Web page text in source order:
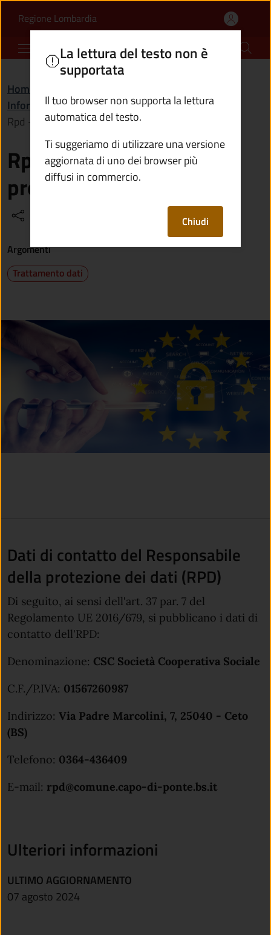
Rpd - Responsabile
Regione Lombardia(apre in un'altra scheda).
Comune di Capo di Ponte
Home
Informazioni istituzionali /
Rpd - Responsabile della protezione dei dati
Rpd - Responsabile della
protezione dei dati
La lettura del testo non è
supportata
Il tuo browser non supporta la lettura
automatica del testo.
Ti suggeriamo di utilizzare una versione
aggiornata di uno dei browser più
diffusi in commercio.
Chiudi
Argomenti
Trattamento dati
Dati di contatto del Responsabile
della protezione dei dati (RPD)
Di seguito, ai sensi dell'art. 37 par. 7 del
Regolamento UE 2016/679, si pubblicano i dati di
contatto dell'RPD:
Denominazione: CSC Società Cooperativa Sociale
C.F./P.IVA: 01567260987
Indirizzo: Via Padre Marcolini, 7, 25040 - Ceto
(BS)
Telefono: 0364-436409
E-mail: rpd@comune.capo-di-ponte.bs.it
Ulteriori informazioni
ULTIMO AGGIORNAMENTO
07 agosto 2024